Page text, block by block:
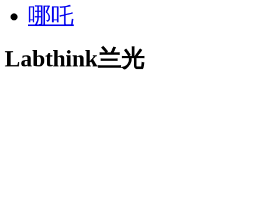
哪吒
Labthink兰光